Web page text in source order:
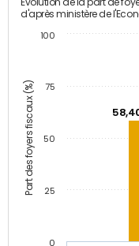
Part des foyers fiscaux (%)
d'après ministère de
0
25
50
75
100